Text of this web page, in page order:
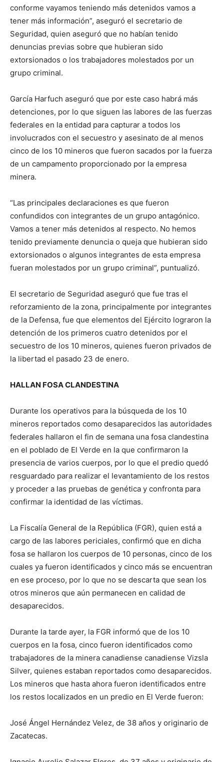
conforme vayamos teniendo más detenidos vamos a
tener más información”, aseguró el secretario de
Seguridad, quien aseguró que no habían tenido
denuncias previas sobre que hubieran sido
extorsionados o los trabajadores molestados por un
grupo criminal.
García Harfuch aseguró que por este caso habrá más
detenciones, por lo que siguen las labores de las fuerzas
federales en la entidad para capturar a todos los
involucrados con el secuestro y asesinato de al menos
cinco de los 10 mineros que fueron sacados por la fuerza
de un campamento proporcionado por la empresa
minera.
“Las principales declaraciones es que fueron
confundidos con integrantes de un grupo antagónico.
Vamos a tener más detenidos al respecto. No hemos
tenido previamente denuncia o queja que hubieran sido
extorsionados o algunos integrantes de esta empresa
fueran molestados por un grupo criminal”, puntualizó.
El secretario de Seguridad aseguró que fue tras el
reforzamiento de la zona, principalmente por integrantes
de la Defensa, fue que elementos del Ejército lograron la
detención de los primeros cuatro detenidos por el
secuestro de los 10 mineros, quienes fueron privados de
la libertad el pasado 23 de enero.
HALLAN FOSA CLANDESTINA
Durante los operativos para la búsqueda de los 10
mineros reportados como desaparecidos las autoridades
federales hallaron el fin de semana una fosa clandestina
en el poblado de El Verde en la que confirmaron la
presencia de varios cuerpos, por lo que el predio quedó
resguardado para realizar el levantamiento de los restos
y proceder a las pruebas de genética y confronta para
confirmar la identidad de las víctimas.
La Fiscalía General de la República (FGR), quien está a
cargo de las labores periciales, confirmó que en dicha
fosa se hallaron los cuerpos de 10 personas, cinco de los
cuales ya fueron identificados y cinco más se encuentran
en ese proceso, por lo que no se descarta que sean los
otros mineros que aún permanecen en calidad de
desaparecidos.
Durante la tarde ayer, la FGR informó que de los 10
cuerpos en la fosa, cinco fueron identificados como
trabajadores de la minera canadiense canadiense Vizsla
Silver, quienes estaban reportados como desaparecidos.
Los mineros que hasta ahora fueron identificados entre
los restos localizados en un predio en El Verde fueron:
José Ángel Hernández Velez, de 38 años y originario de
Zacatecas.